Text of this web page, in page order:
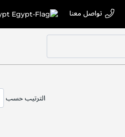
تواصل معنا اختر
المتجر
الترتيب حسب